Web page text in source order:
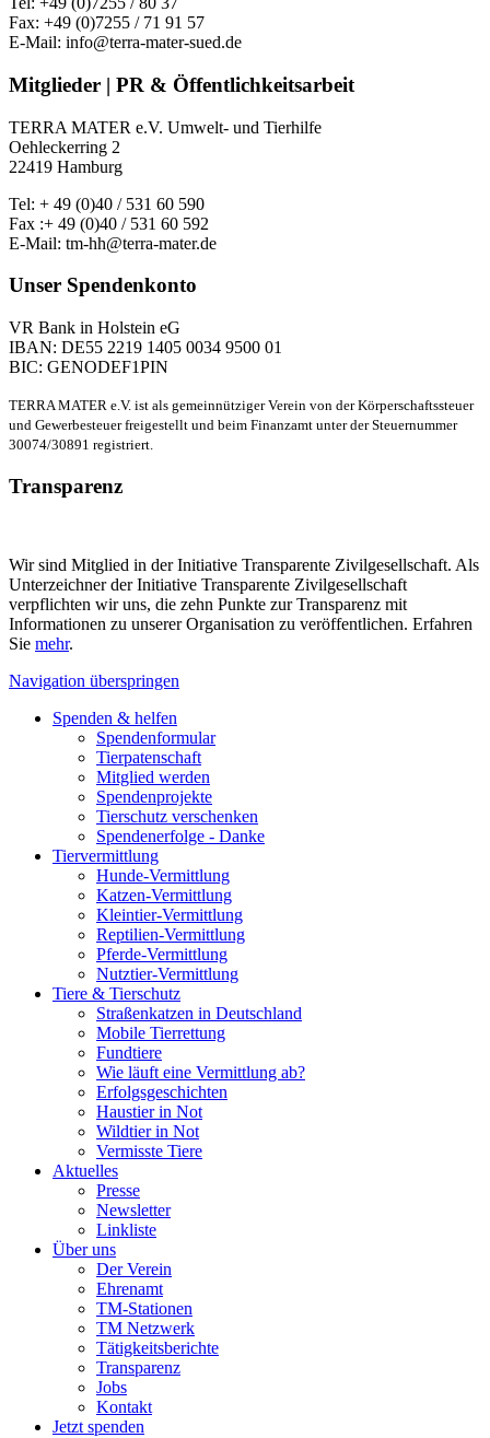
Fax: +49 (0)7255 / 71 91 57
E-Mail: info@terra-mater-sued.de
Mitglieder | PR & Öffentlichkeitsarbeit
TERRA MATER e.V. Umwelt- und Tierhilfe
Oehleckerring 2
22419 Hamburg
Tel: + 49 (0)40 / 531 60 590
Fax :+ 49 (0)40 / 531 60 592
E-Mail: tm-hh@terra-mater.de
Unser Spendenkonto
VR Bank in Holstein eG
IBAN: DE55 2219 1405 0034 9500 01
BIC: GENODEF1PIN
TERRA MATER e.V. ist als gemeinnütziger Verein von der Körperschaftssteuer
und Gewerbesteuer freigestellt und beim Finanzamt unter der Steuernummer
30074/30891 registriert.
Transparenz
Wir sind Mitglied in der Initiative Transparente Zivilgesellschaft. Als
Unterzeichner der Initiative Transparente Zivilgesellschaft
verpflichten wir uns, die zehn Punkte zur Transparenz mit
Informationen zu unserer Organisation zu veröffentlichen. Erfahren
Sie mehr.
Navigation überspringen
Spenden & helfen
Spendenformular
Tierpatenschaft
Mitglied werden
Spendenprojekte
Tierschutz verschenken
Spendenerfolge - Danke
Tiervermittlung
Hunde-Vermittlung
Katzen-Vermittlung
Kleintier-Vermittlung
Reptilien-Vermittlung
Pferde-Vermittlung
Nutztier-Vermittlung
Tiere & Tierschutz
Straßenkatzen in Deutschland
Mobile Tierrettung
Fundtiere
Wie läuft eine Vermittlung ab?
Erfolgsgeschichten
Haustier in Not
Wildtier in Not
Vermisste Tiere
Aktuelles
Presse
Newsletter
Linkliste
Über uns
Der Verein
Ehrenamt
TM-Stationen
TM Netzwerk
Tätigkeitsberichte
Transparenz
Jobs
Kontakt
Jetzt spenden